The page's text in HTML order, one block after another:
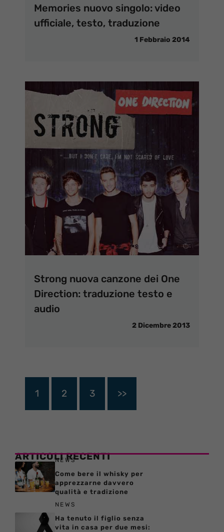
Memories nuovo singolo: video
ufficiale, testo, traduzione
1 Febbraio 2014
Strong nuova canzone dei One
Direction: traduzione testo e
audio
2 Dicembre 2013
1 2 3 >>
ARTICOLI RECENTI
NEWS
Come bere il whisky per
apprezzarne davvero
qualità e tradizione
NEWS
Ha tenuto il figlio senza
vita in casa per due mesi: